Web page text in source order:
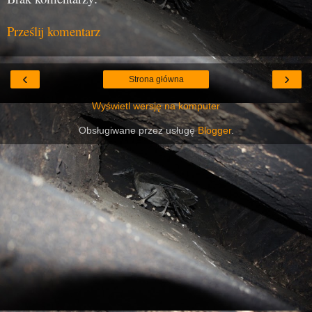
Prześlij komentarz
‹ ›
Strona główna
Wyświetl wersję na komputer
Obsługiwane przez usługęBlogger.